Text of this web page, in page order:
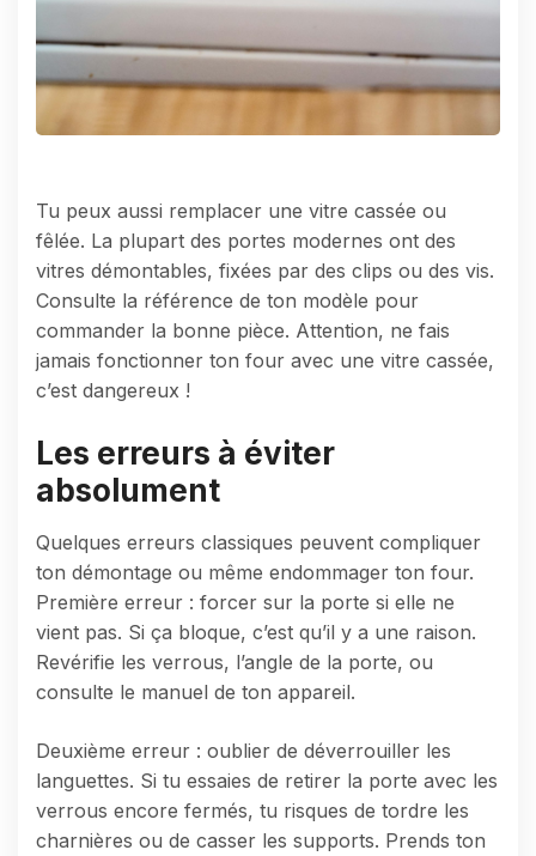
Tu peux aussi remplacer une vitre cassée ou
fêlée. La plupart des portes modernes ont des
vitres démontables, fixées par des clips ou des vis.
Consulte la référence de ton modèle pour
commander la bonne pièce. Attention, ne fais
jamais fonctionner ton four avec une vitre cassée,
c’est dangereux !
Les erreurs à éviter
absolument
Quelques erreurs classiques peuvent compliquer
ton démontage ou même endommager ton four.
Première erreur : forcer sur la porte si elle ne
vient pas. Si ça bloque, c’est qu’il y a une raison.
Revérifie les verrous, l’angle de la porte, ou
consulte le manuel de ton appareil.
Deuxième erreur : oublier de déverrouiller les
languettes. Si tu essaies de retirer la porte avec les
verrous encore fermés, tu risques de tordre les
charnières ou de casser les supports. Prends ton